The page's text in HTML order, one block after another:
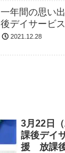
一年間の思い
後デイサービ
2021.12.28
3月22日
課後デイ
援 放課